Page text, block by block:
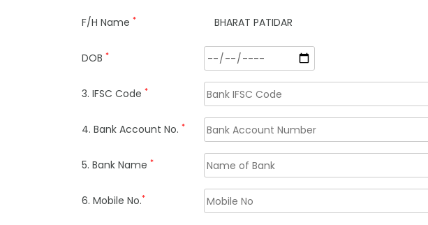
F/H Name * BHARAT PATIDAR
DOB *
3. IFSC Code *
4. Bank Account No. *
5. Bank Name *
6. Mobile No.*